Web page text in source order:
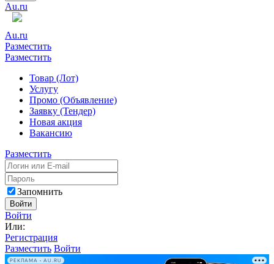
Au.ru
Au.ru
Разместить
Разместить
Товар (Лот)
Услугу
Промо (Объявление)
Заявку (Тендер)
Новая акция
Вакансию
Разместить
Запомнить
Войти
Войти
Или:
Регистрация
Разместить Войти
РЕКЛАМА • AU.RU